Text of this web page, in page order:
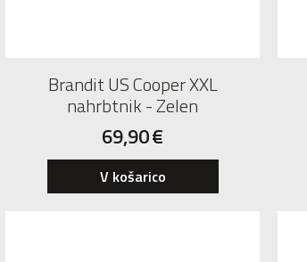
Brandit US Cooper XXL
nahrbtnik - Zelen
69,90€
V košarico